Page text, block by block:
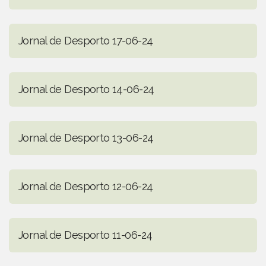
Jornal de Desporto 17-06-24
Jornal de Desporto 14-06-24
Jornal de Desporto 13-06-24
Jornal de Desporto 12-06-24
Jornal de Desporto 11-06-24